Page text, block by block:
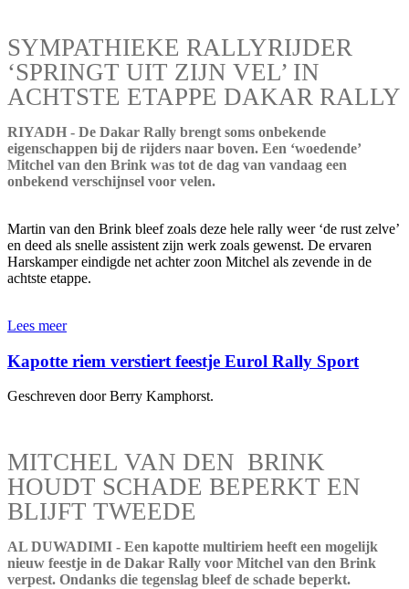
SYMPATHIEKE RALLYRIJDER
‘SPRINGT UIT ZIJN VEL’ IN
ACHTSTE ETAPPE DAKAR RALLY
RIYADH - De Dakar Rally brengt soms onbekende
eigenschappen bij de rijders naar boven. Een ‘woedende’
Mitchel van den Brink was tot de dag van vandaag een
onbekend verschijnsel voor velen.
Martin van den Brink bleef zoals deze hele rally weer ‘de rust zelve’
en deed als snelle assistent zijn werk zoals gewenst. De ervaren
Harskamper eindigde net achter zoon Mitchel als zevende in de
achtste etappe.
Lees meer
Kapotte riem verstiert feestje Eurol Rally Sport
Geschreven door Berry Kamphorst.
MITCHEL VAN DEN BRINK
HOUDT SCHADE BEPERKT EN
BLIJFT TWEEDE
AL DUWADIMI - Een kapotte multiriem heeft een mogelijk
nieuw feestje in de Dakar Rally voor Mitchel van den Brink
verpest. Ondanks die tegenslag bleef de schade beperkt.